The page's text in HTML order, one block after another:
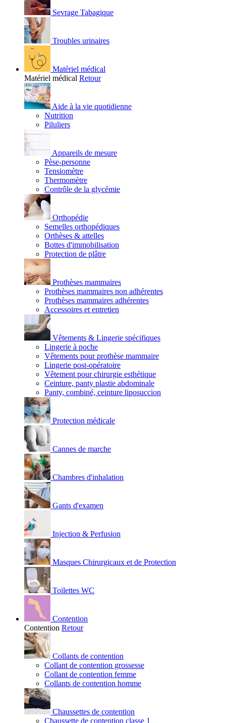
Sevrage Tabagique
Troubles urinaires
Matériel médical
Matériel médical Retour
Aide à la vie quotidienne
Nutrition
Piluliers
Appareils de mesure
Pèse-personne
Tensiomètre
Thermomètre
Contrôle de la glycémie
Orthopédie
Semelles orthopédiques
Orthèses & attelles
Bottes d'immobilisation
Protection de plâtre
Prothèses mammaires
Prothèses mammaires non adhérentes
Prothèses mammaires adhérentes
Accessoires et entretien
Vêtements & Lingerie spécifiques
Lingerie à poche
Vêtements pour prothèse mammaire
Lingerie post-opératoire
Vêtement pour chirurgie esthétique
Ceinture, panty plastie abdominale
Panty, combiné, ceinture liposuccion
Protection médicale
Cannes de marche
Chambres d'inhalation
Gants d'examen
Injection & Perfusion
Masques Chirurgicaux et de Protection
Toilettes WC
Contention
Contention Retour
Collants de contention
Collant de contention grossesse
Collant de contention femme
Collants de contention homme
Chaussettes de contention
Chaussette de contention classe 1